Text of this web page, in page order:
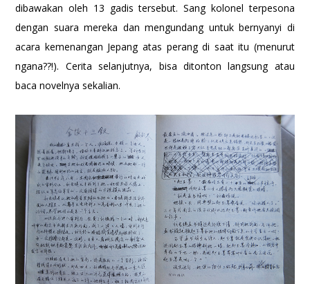
dibawakan oleh 13 gadis tersebut. Sang kolonel terpesona
dengan suara mereka dan mengundang untuk bernyanyi di
acara kemenangan Jepang atas perang di saat itu (menurut
ngana??!). Cerita selanjutnya, bisa ditonton langsung atau
baca novelnya sekalian.